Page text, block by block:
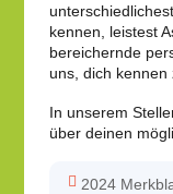
kennen, leistest
bereichernde
uns, dich kennen
In unserem
über deinen
2024